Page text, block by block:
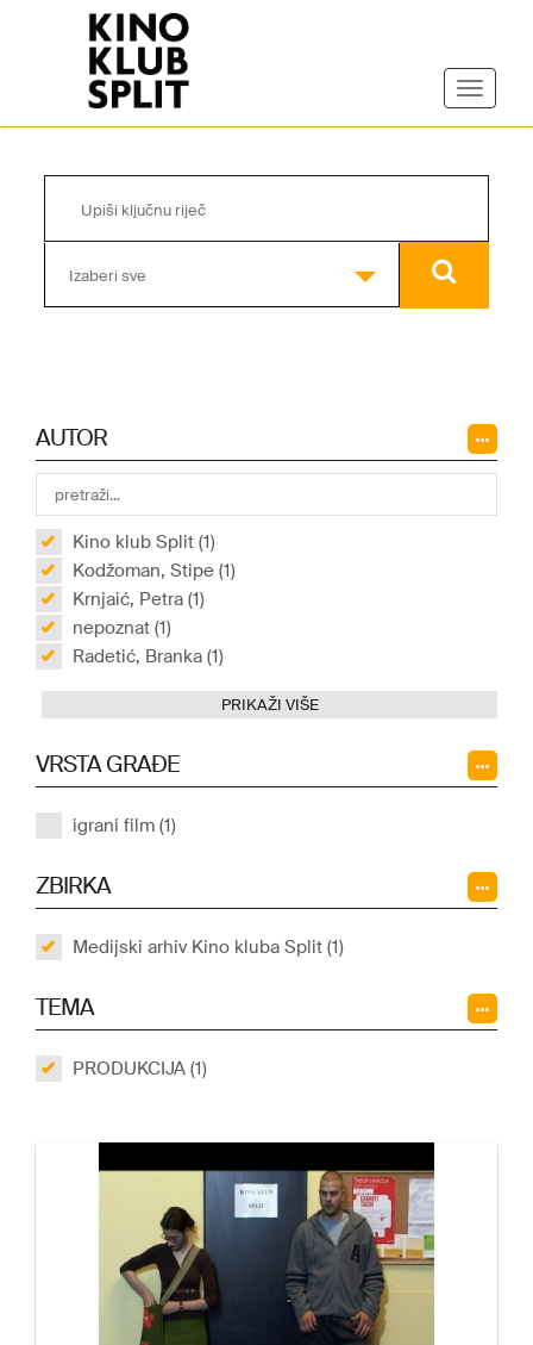
Izaberi sve
AUTOR
Kino klub Split (1)
Kodžoman, Stipe (1)
Krnjaić, Petra (1)
nepoznat (1)
Radetić, Branka (1)
PRIKAŽI VIŠE
VRSTA GRAĐE
igrani film (1)
ZBIRKA
Medijski arhiv Kino kluba Split (1)
TEMA
PRODUKCIJA (1)